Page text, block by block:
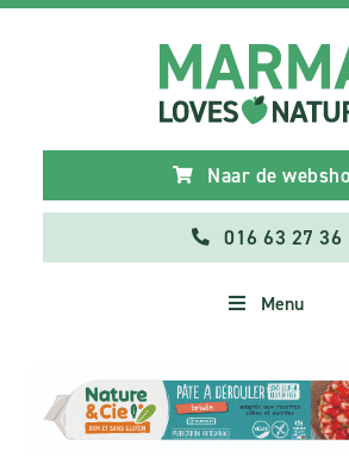
Naar de
016 63 27 36
Menu